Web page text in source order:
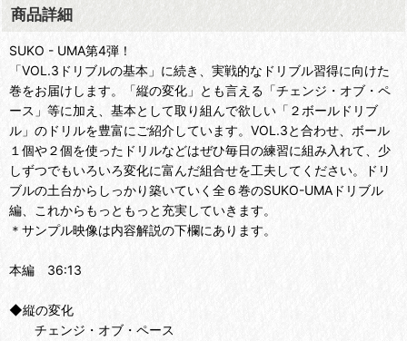
商品詳細
SUKO - UMA第4弾！
「VOL.3ドリブルの基本」に続き、実戦的なドリブル習得に向けた
巻をお届けします。「縦の変化」とも言える「チェンジ・オブ・ペ
ース」等に加え、基本として取り組んで欲しい「２ボールドリブ
ル」のドリルを豊富にご紹介しています。VOL.3と合わせ、ボール
１個や２個を使ったドリルなどはぜひ毎日の練習に組み入れて、少
しずつでもいろいろ変化に富んだ組合せを工夫してください。ドリ
ブルの土台からしっかり築いていく全６巻のSUKO-UMAドリブル
編、これからもっともっと充実していきます。
＊サンプル映像は内容解説の下欄にあります。
本編 36:13
◆縦の変化
チェンジ・オブ・ペース